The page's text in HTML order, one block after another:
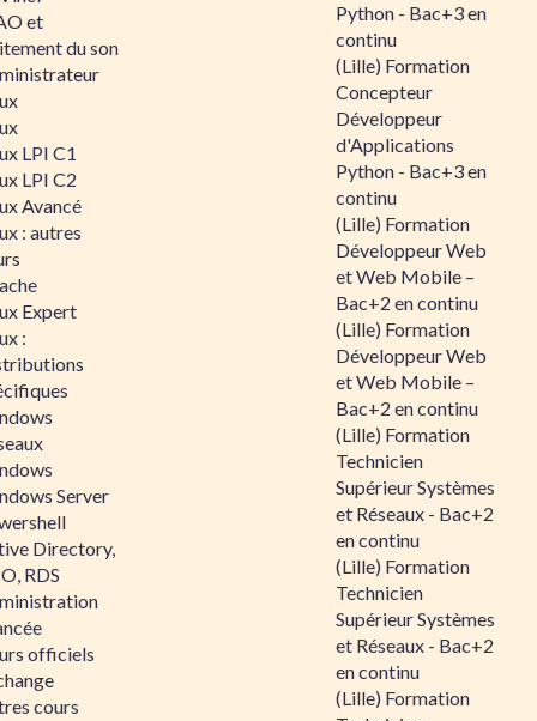
et
du son
LPI C1
LPI C2
Avancé
: autres
Expert
:
Server
Directory,
RDS
officiels
cours
Python - Bac+3 en
continu
(Lille) Formation
Concepteur
Développeur
d'Applications
Python - Bac+3 en
continu
(Lille) Formation
Développeur Web
et Web Mobile –
Bac+2 en continu
(Lille) Formation
Développeur Web
et Web Mobile –
Bac+2 en continu
(Lille) Formation
Technicien
Supérieur Systèmes
et Réseaux - Bac+2
en continu
(Lille) Formation
Technicien
Supérieur Systèmes
et Réseaux - Bac+2
en continu
(Lille) Formation